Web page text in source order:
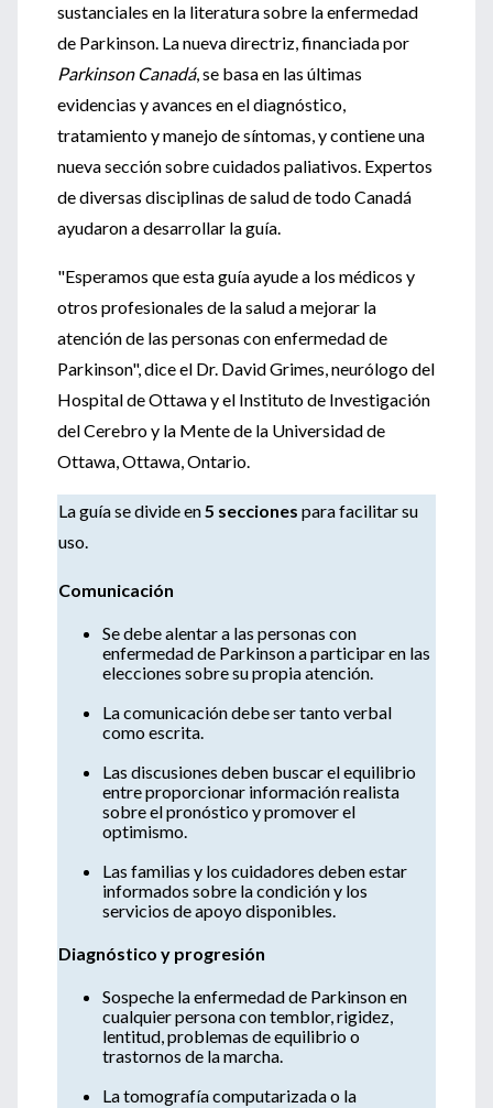
sustanciales en la literatura sobre la enfermedad
de Parkinson. La nueva directriz, financiada por
Parkinson Canadá, se basa en las últimas
evidencias y avances en el diagnóstico,
tratamiento y manejo de síntomas, y contiene una
nueva sección sobre cuidados paliativos. Expertos
de diversas disciplinas de salud de todo Canadá
ayudaron a desarrollar la guía.
"Esperamos que esta guía ayude a los médicos y
otros profesionales de la salud a mejorar la
atención de las personas con enfermedad de
Parkinson", dice el Dr. David Grimes, neurólogo del
Hospital de Ottawa y el Instituto de Investigación
del Cerebro y la Mente de la Universidad de
Ottawa, Ottawa, Ontario.
La guía se divide en5 secciones para facilitar su
uso.
Comunicación
Se debe alentar a las personas con
enfermedad de Parkinson a participar en las
elecciones sobre su propia atención.
La comunicación debe ser tanto verbal
como escrita.
Las discusiones deben buscar el equilibrio
entre proporcionar información realista
sobre el pronóstico y promover el
optimismo.
Las familias y los cuidadores deben estar
informados sobre la condición y los
servicios de apoyo disponibles.
Diagnóstico y progresión
Sospeche la enfermedad de Parkinson en
cualquier persona con temblor, rigidez,
lentitud, problemas de equilibrio o
trastornos de la marcha.
La tomografía computarizada o la